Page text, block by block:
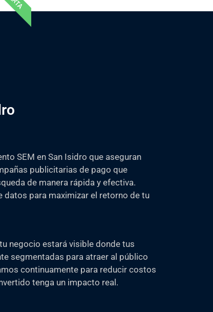
SEM en San Isidro que aseguran
publicitarias de pago que
de manera rápida y efectiva.
datos para maximizar el retorno de tu
negocio estará visible donde tus
segmentadas para atraer al público
continuamente para reducir costos
tenga un impacto real.